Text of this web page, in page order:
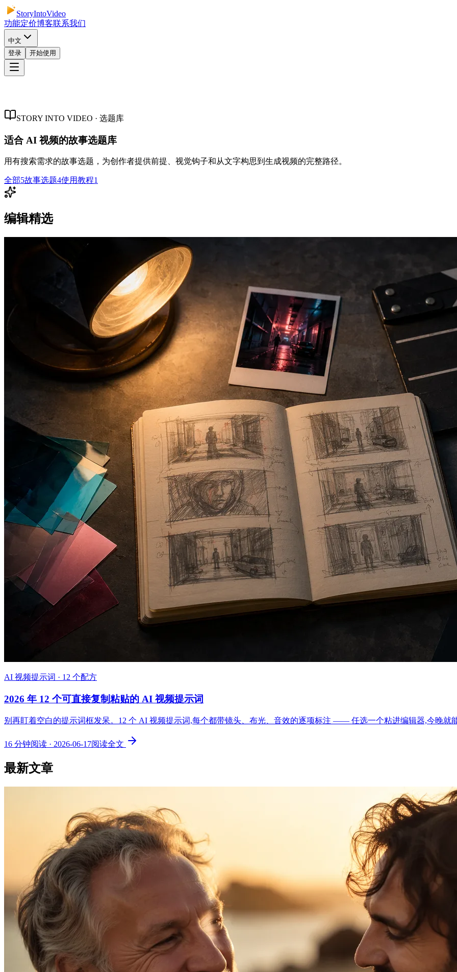
StoryIntoVideo
功能定价博客联系我们
中文
登录
开始使用
STORY INTO VIDEO · 选题库
适合 AI 视频的故事选题库
用有搜索需求的故事选题，为创作者提供前提、视觉钩子和从文字构思到生成视频的完整路径。
全部5故事选题4使用教程1
编辑精选
AI 视频提示词 · 12 个配方
2026 年 12 个可直接复制粘贴的 AI 视频提示词
别再盯着空白的提示词框发呆。12 个 AI 视频提示词,每个都带镜头、布光、音效的逐项标注 —— 任选一个粘进编辑器,今晚就
16 分钟阅读 · 2026-06-17阅读全文
最新文章